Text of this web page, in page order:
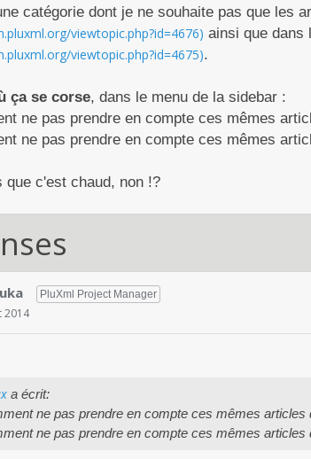
catégorie dont je ne souhaite pas que les
viewtopic.php?id=4676) ainsi que dans
viewtopic.php?id=4675).
ça se corse, dans le menu de la sidebar :
ne pas prendre en compte ces mêmes
ne pas prendre en compte ces mêmes
que c'est chaud, non !?
PluXml Project Manager
2014
a écrit:
ne pas prendre en compte ces mêmes
ne pas prendre en compte ces mêmes